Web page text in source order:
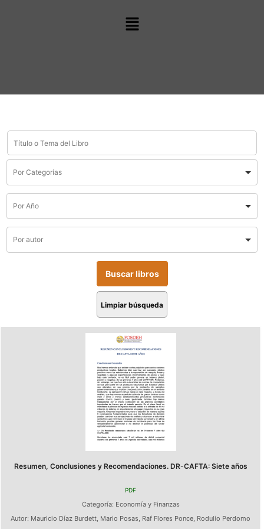
Limpiar búsqueda
Resumen, Conclusiones y Recomendaciones. DR-CAFTA: Siete años
PDF
Categoría: Economía y Finanzas
Autor: Mauricio Díaz Burdett, Mario Posas, Raf Flores Ponce, Rodulio Perdomo